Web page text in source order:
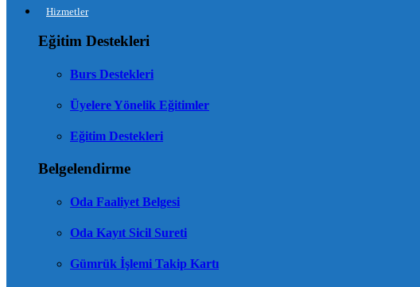
Hizmetler
Eğitim Destekleri
Burs Destekleri
Üyelere Yönelik Eğitimler
Eğitim Destekleri
Belgelendirme
Oda Faaliyet Belgesi
Oda Kayıt Sicil Sureti
Gümrük İşlemi Takip Kartı